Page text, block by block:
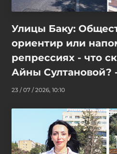
Улицы Баку:
ориентир или
репрессиях - что
Айны
23 / 07 / 2026, 10:10